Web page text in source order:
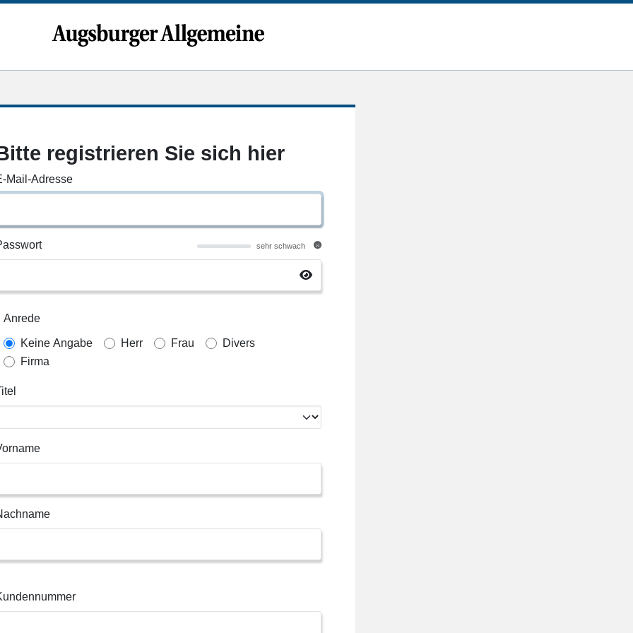
registrieren Sie sich hier
Mail-Adresse
sehr schwach
Anrede
Keine Angabe Herr Frau
Divers
Firma